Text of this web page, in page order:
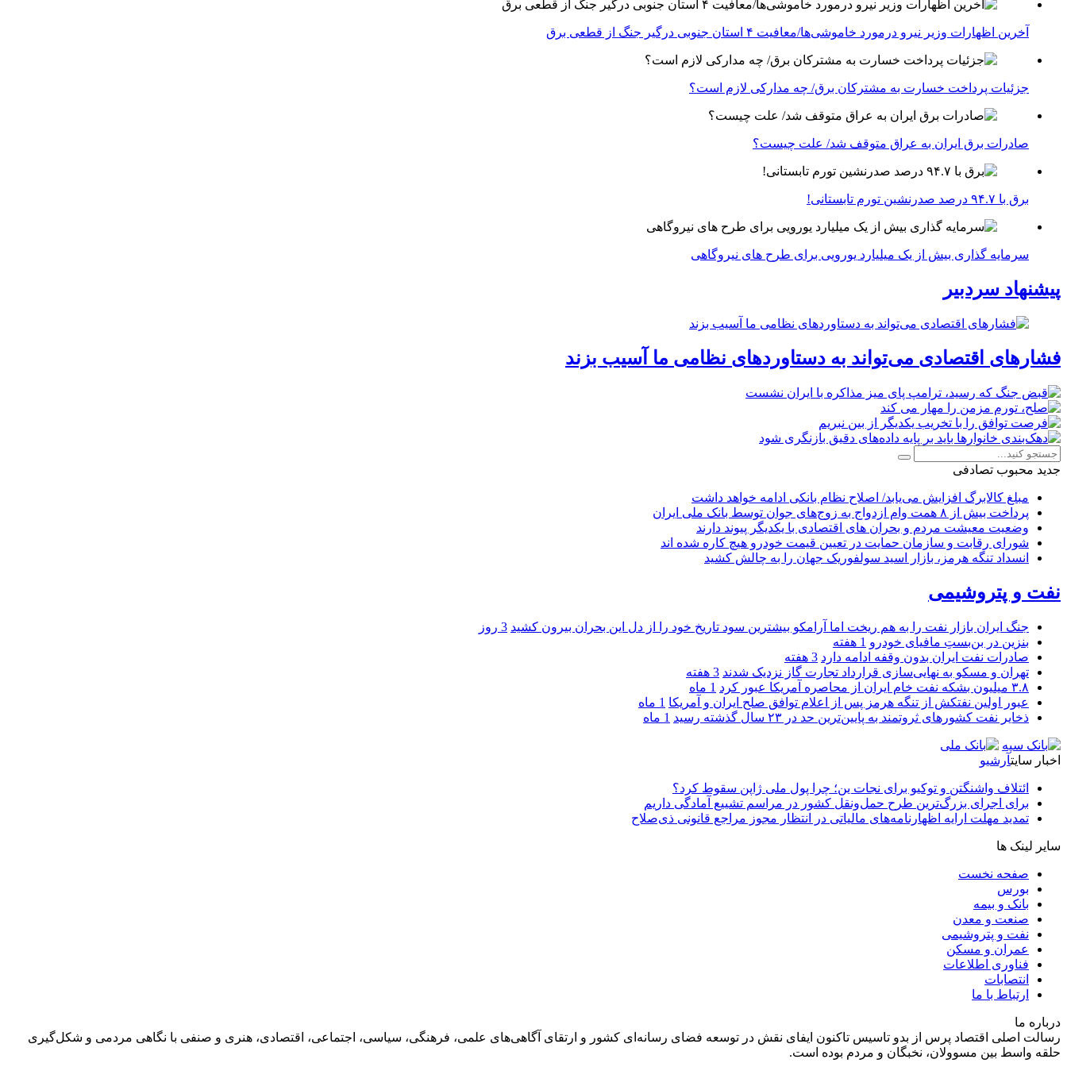
آخرین اظهارات وزیر نیرو درمورد خاموشی‌ها/معافیت ۴ استان جنوبی درگیر جنگ از قطعی برق
جزئیات پرداخت خسارت به مشترکان برق/ چه مدارکی لازم است؟
صادرات برق ایران به عراق متوقف شد/ علت چیست؟
برق با ۹۴.۷ درصد صدرنشین تورم تابستانی!
سرمایه گذاری بیش از یک میلیارد یورویی برای طرح های نیروگاهی
پیشنهاد سردبیر
فشارهای اقتصادی می‌تواند به دستاوردهای نظامی ما آسیب بزند
جدید محبوب تصادفی
مبلغ کالابرگ افزایش می‌یابد/ اصلاح نظام بانکی ادامه خواهد داشت
پرداخت بیش از ۸ همت وام ازدواج به زوج‌های جوان توسط بانک ملی ایران
وضعیت معیشت مردم و بحران های اقتصادی با یکدیگر پیوند دارند
شورای رقابت و سازمان حمایت در تعیین قیمت خودرو هیچ کاره شده اند
انسداد تنگه هرمز، بازار اسید سولفوریک جهان را به چالش کشید
نفت و پتروشیمی
جنگ ایران بازار نفت را به هم ریخت اما آرامکو بیشترین سود تاریخ خود را از دل این بحران بیرون کشید 3 روز
بنزین در بن‌بستِ مافیای خودرو 1 هفته
صادرات نفت ایران بدون وقفه ادامه دارد 3 هفته
تهران و مسکو به نهایی‌سازی قرارداد تجارت گاز نزدیک شدند 3 هفته
۳.۸ میلیون بشکه نفت خام ایران از محاصره آمریکا عبور کرد
1 ماه
عبور اولین نفتکش از تنگه هرمز پس از اعلام توافق صلح ایران و آمریکا 1 ماه
ذخایر نفت کشورهای ثروتمند به پایین‌ترین حد در ۲۳ سال گذشته رسید
1 ماه
اخبار سایتآرشیو
ائتلاف واشنگتن و توکیو برای نجات ین؛ چرا پول ملی ژاپن سقوط کرد؟
برای اجرای بزرگ‌ترین طرح حمل‌ونقل کشور در مراسم تشییع آمادگی داریم
تمدید مهلت ارایه اظهارنامه‌های مالیاتی در انتظار مجوز مراجع قانونی ذی‌‏صلاح
سایر لینک ها
صفحه نخست
بورس
بانک و بیمه
صنعت و معدن
نفت و پتروشیمی
عمران و مسکن
فناوری اطلاعات
انتصابات
ارتباط با ما
درباره ما
رسالت اصلی اقتصاد پرس از بدو تاسیس تاکنون ایفای نقش در توسعه فضای رسانه‌ای کشور و ارتقای آگاهی‌های علمی، فرهنگی، سیاسی، اجتماعی، اقتصادی، هنری و صنفی با نگاهی مردمی و شکل‌گیری
حلقه واسط بین مسوولان، نخبگان و مردم بوده است.